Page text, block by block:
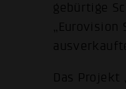
gebürtige
„Eurovision
Das Projekt